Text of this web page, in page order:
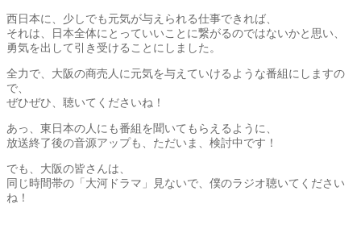
西日本に、少しでも元気が与えられる仕事できれば、
それは、日本全体にとっていいことに繋がるのではないかと思い、
勇気を出して引き受けることにしました。
全力で、大阪の商売人に元気を与えていけるような番組にしますの
で、
ぜひぜひ、聴いてくださいね！
あっ、東日本の人にも番組を聞いてもらえるように、
放送終了後の音源アップも、ただいま、検討中です！
でも、大阪の皆さんは、
同じ時間帯の「大河ドラマ」見ないで、僕のラジオ聴いてください
ね！